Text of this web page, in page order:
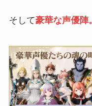
そして豪華な声優陣。